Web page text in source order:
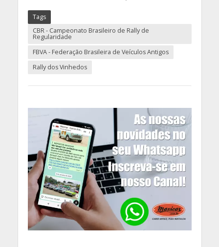
Tags
CBR - Campeonato Brasileiro de Rally de
Regularidade
FBVA - Federação Brasileira de Veículos Antigos
Rally dos Vinhedos